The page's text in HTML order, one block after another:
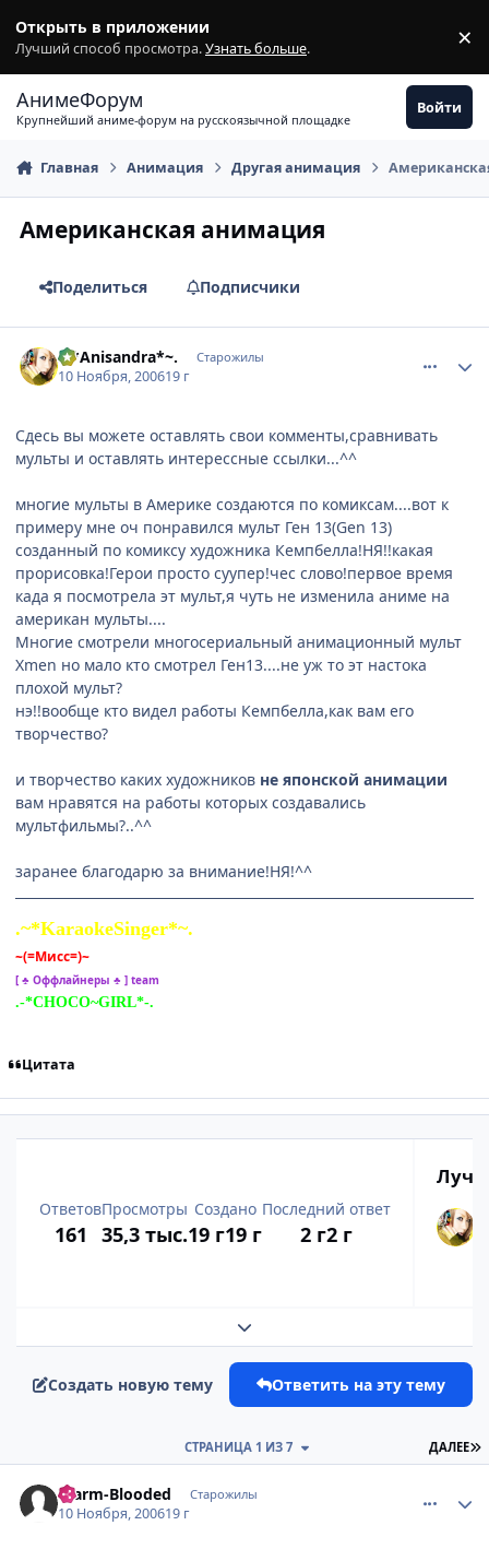
Открыть в приложении
Лучший способ просмотра.Узнать больше. ×
АнимеФорум
Крупнейший аниме-форум на русскоязычной площадке
Войти
Главная Анимация Другая анимация
Американская анимация
Поделиться Подписчики
.~*Anisandra*~. Старожилы
10 Ноября, 200619 г
Сдесь вы можете оставлять свои комменты,сравнивать
мульты и оставлять интерессные ссылки...^^
многие мульты в Америке создаются по комиксам....вот к
примеру мне оч понравился мульт Ген 13(Gen 13)
созданный по комиксу художника Кемпбелла!НЯ!!какая
прорисовка!Герои просто суупер!чес слово!первое время
када я посмотрела эт мульт,я чуть не изменила аниме на
американ мульты....
Многие смотрели многосериальный анимационный мульт
Хmen но мало кто смотрел Ген13....не уж то эт настока
плохой мульт?
нэ!!вообще кто видел работы Кемпбелла,как вам его
творчество?
и творчество каких художников не японской анимации
вам нравятся на работы которых создавались
мультфильмы?..^^
заранее благодарю за внимание!НЯ!^^
.~*KaraokeSinger*~.
~(=Мисс=)~
[ ♣ Оффлайнеры ♣ ] team
.-*CHOCO~GIRL*-.
Цитата
Ответов
161
Просмотры
35,3 тыс.
Создано
19 г19 г
Последний ответ
2 г2 г
Развернуть обзор темы
Создать новую тему Ответить на эту тему
ДАЛЕЕ
СТРАНИЦА 1 ИЗ 7
Warm-Blooded Старожилы
10 Ноября, 200619 г